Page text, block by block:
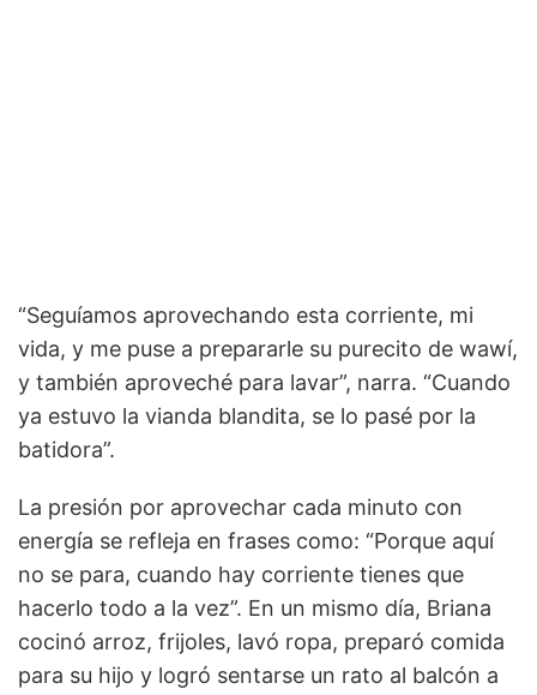
“Seguíamos aprovechando esta corriente, mi
vida, y me puse a prepararle su purecito de wawí,
y también aproveché para lavar”, narra. “Cuando
ya estuvo la vianda blandita, se lo pasé por la
batidora”.
La presión por aprovechar cada minuto con
energía se refleja en frases como: “Porque aquí
no se para, cuando hay corriente tienes que
hacerlo todo a la vez”. En un mismo día, Briana
cocinó arroz, frijoles, lavó ropa, preparó comida
para su hijo y logró sentarse un rato al balcón a